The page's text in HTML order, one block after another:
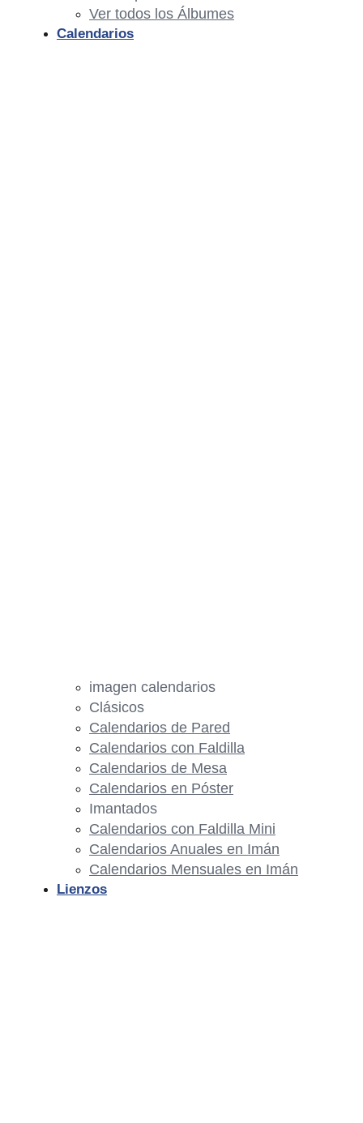
Ver todos los Álbumes
Calendarios
imagen calendarios
Clásicos
Calendarios de Pared
Calendarios con Faldilla
Calendarios de Mesa
Calendarios en Póster
Imantados
Calendarios con Faldilla Mini
Calendarios Anuales en Imán
Calendarios Mensuales en Imán
Lienzos